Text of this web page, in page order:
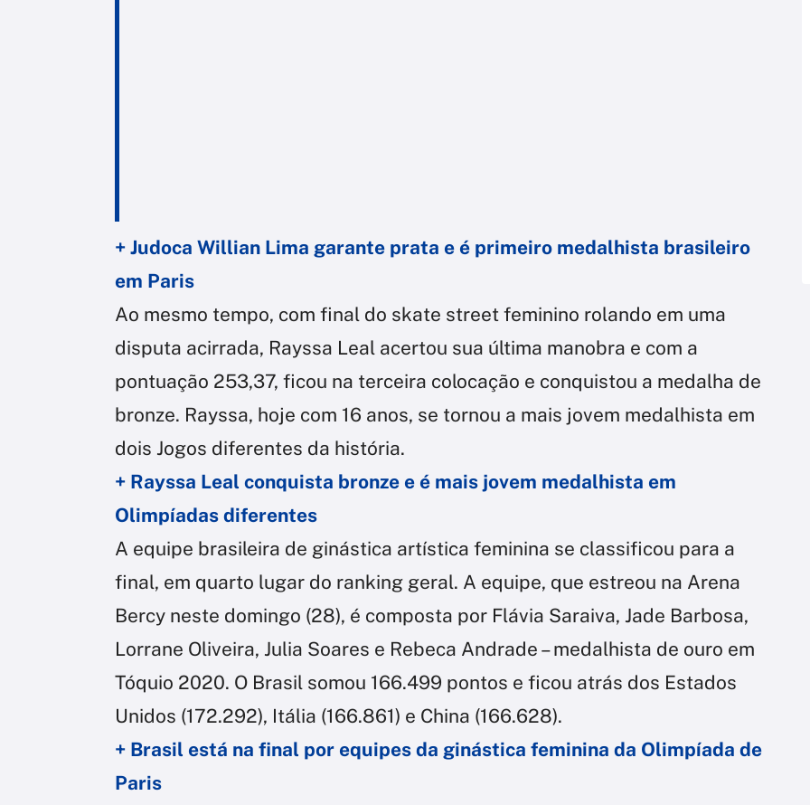
+ Judoca Willian Lima garante prata e é primeiro medalhista brasileiro
em Paris
Ao mesmo tempo, com final do skate street feminino rolando em uma
disputa acirrada, Rayssa Leal acertou sua última manobra e com a
pontuação 253,37, ficou na terceira colocação e conquistou a medalha de
bronze. Rayssa, hoje com 16 anos, se tornou a mais jovem medalhista em
dois Jogos diferentes da história.
+ Rayssa Leal conquista bronze e é mais jovem medalhista em
Olimpíadas diferentes
A equipe brasileira de ginástica artística feminina se classificou para a
final, em quarto lugar do ranking geral. A equipe, que estreou na Arena
Bercy neste domingo (28), é composta por Flávia Saraiva, Jade Barbosa,
Lorrane Oliveira, Julia Soares e Rebeca Andrade – medalhista de ouro em
Tóquio 2020. O Brasil somou 166.499 pontos e ficou atrás dos Estados
Unidos (172.292), Itália (166.861) e China (166.628).
+ Brasil está na final por equipes da ginástica feminina da Olimpíada de
Paris